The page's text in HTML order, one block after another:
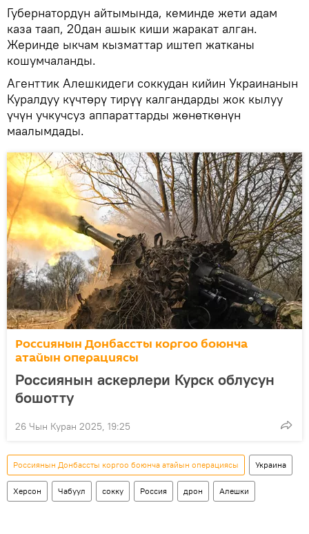
Губернатордун айтымында, кеминде жети адам
каза таап, 20дан ашык киши жаракат алган.
Жеринде ыкчам кызматтар иштеп жатканы
кошумчаланды.
Агенттик Алешкидеги соккудан кийин Украинанын
Куралдуу күчтөрү тирүү калгандарды жок кылуу
үчүн учкучсуз аппараттарды жөнөткөнүн
маалымдады.
Россиянын Донбассты коргоо боюнча
атайын операциясы
Россиянын аскерлери Курск облусун
бошотту
26 Чын Куран 2025, 19:25
Россиянын Донбассты коргоо боюнча атайын операциясы Украина
Херсон Чабуул сокку Россия дрон Алешки